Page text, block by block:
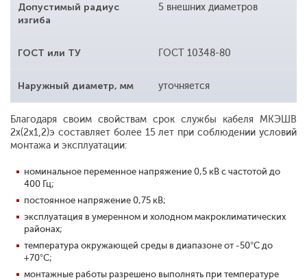
Допустимый радиус
изгиба
5 внешних диаметров
ГОСТ или ТУ ГОСТ 10348-80
Наружный диаметр, мм уточняется
Благодаря своим свойствам срок службы кабеля МКЭШВ
2x(2x1,2)э составляет более 15 лет при соблюдении условий
монтажа и эксплуатации:
номинальное переменное напряжение 0,5 кВ с частотой до
400 Гц;
постоянное напряжение 0,75 кВ;
эксплуатация в умеренном и холодном макроклиматических
районах;
температура окружающей среды в диапазоне от -50°С до
+70°С;
монтажные работы разрешено выполнять при температуре